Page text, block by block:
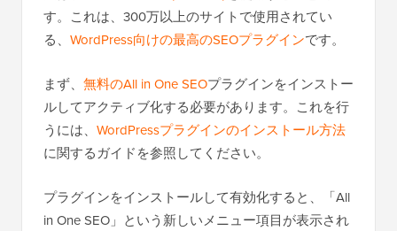
す。これは、300万以上のサイトで使用されてい
る、 WordPress向けの最高のSEOプラグインです。
まず、 無料のAll in One SEOプラグインをインストー
ルしてアクティブ化する必要があります。これを行
うには、 WordPressプラグインのインストール方法
に関するガイドを参照してください。
プラグインをインストールして有効化すると、「All
in One SEO」という新しいメニュー項目が表示され